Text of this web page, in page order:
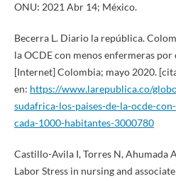
ONU: 2021 Abr 14; México.
Becerra L. Diario la república.
la OCDE con menos enfermeras
[Internet] Colombia; mayo 2020.
en: https://www.larepublica.co/
sudafrica-los-paises-de-la-ocde-
cada-1000-habitantes-3000780
Castillo-Avila I, Torres N, Ahumada
Labor Stress in nursing and